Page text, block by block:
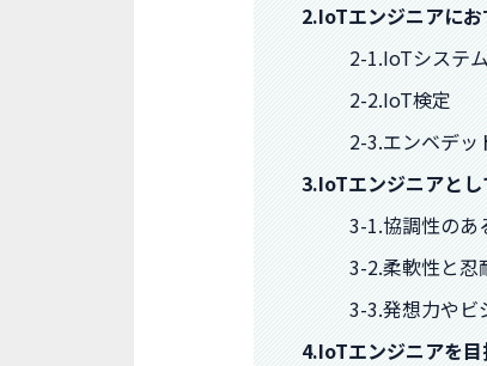
2.IoTエンジニアに
2-1.IoTシステ
2-2.IoT検定
2-3.エンベデッ
3.IoTエンジニアと
3-1.協調性のあ
3-2.柔軟性と忍
3-3.発想力やビ
4.IoTエンジニアを